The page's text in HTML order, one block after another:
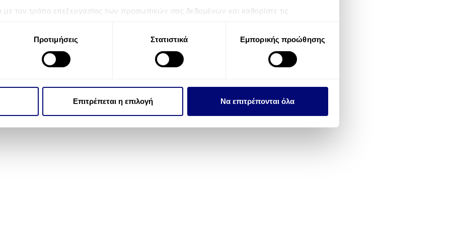
με τον τρόπο επεξεργασίας των προσωπικών σας δεδομένων και καθορίστε τις
εξατομίκευση περιεχομένου και διαφημίσεων, την παροχή λειτουργιών κοινωνικών
τους.
Προτιμήσεις Στατιστικά Εμπορικής προώθησης
Επιτρέπεται η επιλογή Να επιτρέπονται όλα